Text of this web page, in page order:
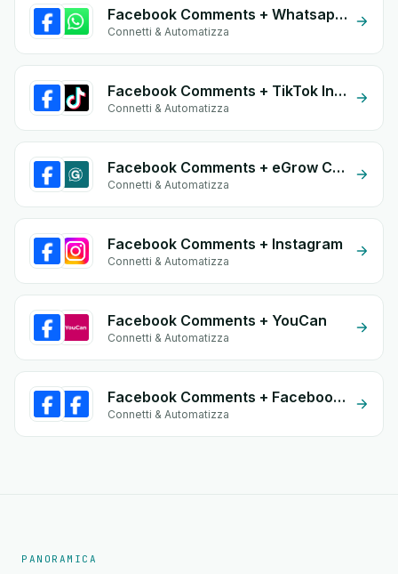
Facebook Comments + Whatsapp API
Connetti & Automatizza
Facebook Comments + TikTok Inbox
Connetti & Automatizza
Facebook Comments + eGrow Chat Widget
Connetti & Automatizza
Facebook Comments + Instagram
Connetti & Automatizza
Facebook Comments + YouCan
Connetti & Automatizza
Facebook Comments + Facebook Commerce
Connetti & Automatizza
PANORAMICA